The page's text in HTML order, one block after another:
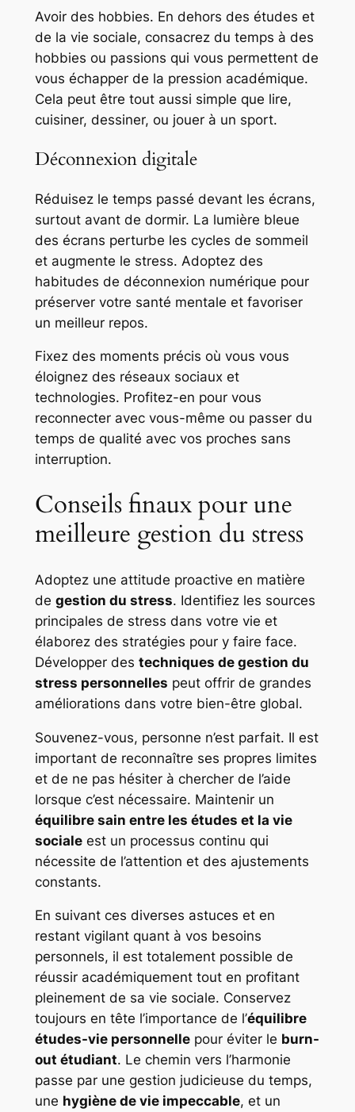
Avoir des hobbies. En dehors des études et
de la vie sociale, consacrez du temps à des
hobbies ou passions qui vous permettent de
vous échapper de la pression académique.
Cela peut être tout aussi simple que lire,
cuisiner, dessiner, ou jouer à un sport.
Déconnexion digitale
Réduisez le temps passé devant les écrans,
surtout avant de dormir. La lumière bleue
des écrans perturbe les cycles de sommeil
et augmente le stress. Adoptez des
habitudes de déconnexion numérique pour
préserver votre santé mentale et favoriser
un meilleur repos.
Fixez des moments précis où vous vous
éloignez des réseaux sociaux et
technologies. Profitez-en pour vous
reconnecter avec vous-même ou passer du
temps de qualité avec vos proches sans
interruption.
Conseils finaux pour une
meilleure gestion du stress
Adoptez une attitude proactive en matière
de gestion du stress. Identifiez les sources
principales de stress dans votre vie et
élaborez des stratégies pour y faire face.
Développer des techniques de gestion du
stress personnelles peut offrir de grandes
améliorations dans votre bien-être global.
Souvenez-vous, personne n’est parfait. Il est
important de reconnaître ses propres limites
et de ne pas hésiter à chercher de l’aide
lorsque c’est nécessaire. Maintenir un
équilibre sain entre les études et la vie
socialeest un processus continu qui
nécessite de l’attention et des ajustements
constants.
En suivant ces diverses astuces et en
restant vigilant quant à vos besoins
personnels, il est totalement possible de
réussir académiquement tout en profitant
pleinement de sa vie sociale. Conservez
toujours en tête l’importance de l’équilibre
études-vie personnellepour éviter le burn-
out étudiant. Le chemin vers l’harmonie
passe par une gestion judicieuse du temps,
une hygiène de vie impeccable, et un